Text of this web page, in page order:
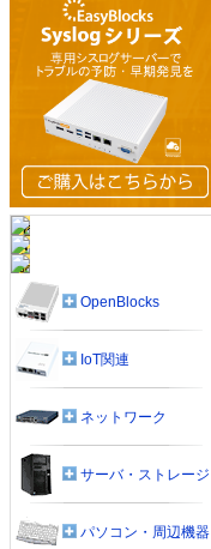
OpenBlocks
IoT関連
ネットワーク
サーバ・ストレージ
パソコン・周辺機器